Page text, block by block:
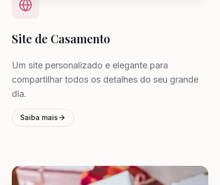
Site de Casamento
Um site personalizado e elegante para
compartilhar todos os detalhes do seu grande
dia.
Saiba mais